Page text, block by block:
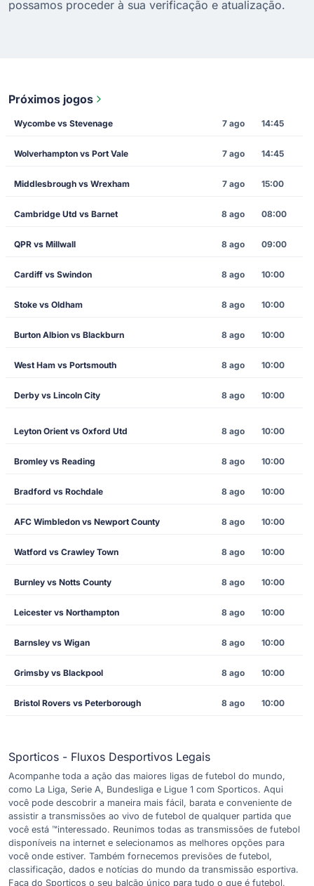
possamos proceder à sua verificação e atualização.
Próximos jogos
Wycombe vs Stevenage 7 ago 14:45
Wolverhampton vs Port Vale 7 ago 14:45
Middlesbrough vs Wrexham 7 ago 15:00
Cambridge Utd vs Barnet 8 ago 08:00
QPR vs Millwall 8 ago 09:00
Cardiff vs Swindon 8 ago 10:00
Stoke vs Oldham 8 ago 10:00
Burton Albion vs Blackburn 8 ago 10:00
West Ham vs Portsmouth 8 ago 10:00
Derby vs Lincoln City 8 ago 10:00
Leyton Orient vs Oxford Utd 8 ago 10:00
Bromley vs Reading 8 ago 10:00
Bradford vs Rochdale 8 ago 10:00
AFC Wimbledon vs Newport County 8 ago 10:00
Watford vs Crawley Town 8 ago 10:00
Burnley vs Notts County 8 ago 10:00
Leicester vs Northampton 8 ago 10:00
Barnsley vs Wigan 8 ago 10:00
Grimsby vs Blackpool 8 ago 10:00
Bristol Rovers vs Peterborough 8 ago 10:00
Sporticos - Fluxos Desportivos Legais
Acompanhe toda a ação das maiores ligas de futebol do mundo,
como La Liga, Serie A, Bundesliga e Ligue 1 com Sporticos. Aqui
você pode descobrir a maneira mais fácil, barata e conveniente de
assistir a transmissões ao vivo de futebol de qualquer partida que
você está ™interessado. Reunimos todas as transmissões de futebol
disponíveis na internet e selecionamos as melhores opções para
você onde estiver. Também fornecemos previsões de futebol,
classificação, dados e notícias do mundo da transmissão esportiva.
Faça do Sporticos o seu balcão único para tudo o que é futebol,